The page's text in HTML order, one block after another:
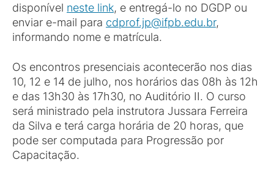
disponível neste link, e entregá-lo no DGDP ou
enviar e-mail para cdprof.jp@ifpb.edu.br,
informando nome e matrícula.
Os encontros presenciais acontecerão nos dias
10, 12 e 14 de julho, nos horários das 08h às 12h
e das 13h30 às 17h30, no Auditório II. O curso
será ministrado pela instrutora Jussara Ferreira
da Silva e terá carga horária de 20 horas, que
pode ser computada para Progressão por
Capacitação.